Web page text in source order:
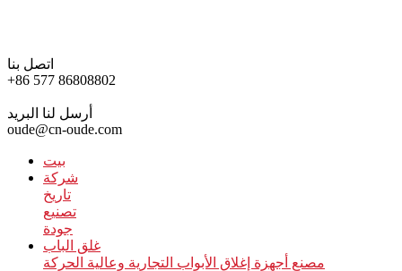
اتصل بنا
+86 577 86808802
أرسل لنا البريد
oude@cn-oude.com
بيت
شركة
تاريخ
تصنيع
جودة
غلق الباب
مصنع أجهزة إغلاق الأبواب التجارية وعالية الحركة